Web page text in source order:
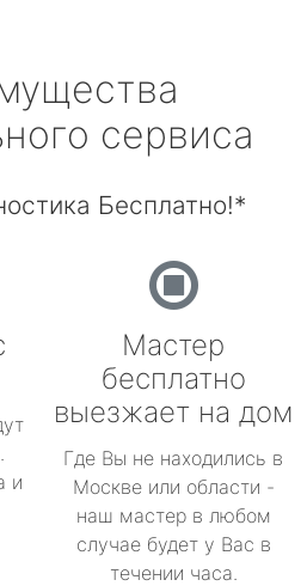
сервиса
Бесплатно!*
и
Мастер
бесплатно
выезжает на дом
Где Вы не находились в
Москве или области -
наш мастер в любом
случае будет у Вас в
течении часа.